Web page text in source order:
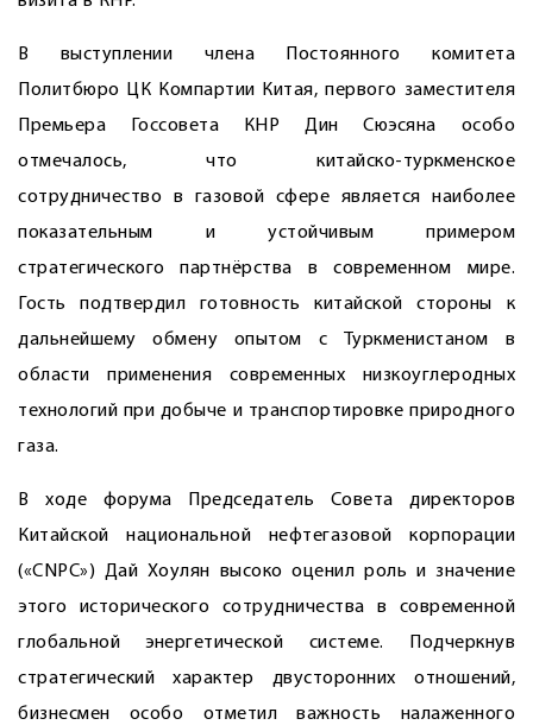
В выступлении члена Постоянного комитета
Политбюро ЦК Компартии Китая, первого заместителя
Премьера Госсовета КНР Дин Сюэсяна особо
отмечалось, что китайско-туркменское
сотрудничество в газовой сфере является наиболее
показательным и устойчивым примером
стратегического партнёрства в современном мире.
Гость подтвердил готовность китайской стороны к
дальнейшему обмену опытом с Туркменистаном в
области применения современных низко­углеродных
технологий при добыче и транспортировке природного
газа.
В ходе форума Председатель Совета директоров
Китайской национальной нефтегазовой корпорации
(«CNPC») Дай Хоулян высоко оценил роль и значение
этого исторического сотрудничества в современной
глобальной энергетической системе. Подчеркнув
стратегический характер двусторонних отношений,
бизнесмен особо отметил важность налаженного